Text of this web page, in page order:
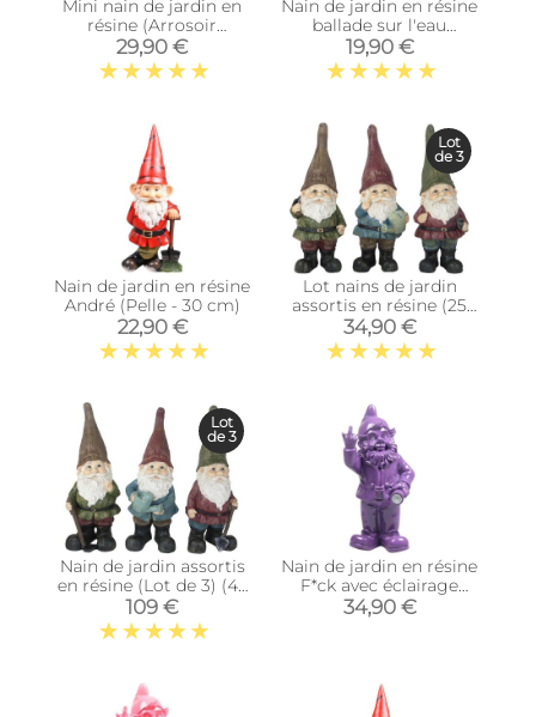
Mini nain de jardin en
résine (Arrosoir
souche)
29,90 €
Nain de jardin en résine
ballade sur l'eau
(Barque allongé)
19,90 €
Nain de jardin en résine
André (Pelle - 30 cm)
22,90 €
Lot nains de jardin
assortis en résine (25
cm)
34,90 €
Lot
de 3
Nain de jardin assortis
en résine (Lot de 3) (45
cm)
109 €
Lot
de 3
Nain de jardin en résine
F*ck avec éclairage
solaire 16 x 12 x 31 cm
(Violet)
34,90 €